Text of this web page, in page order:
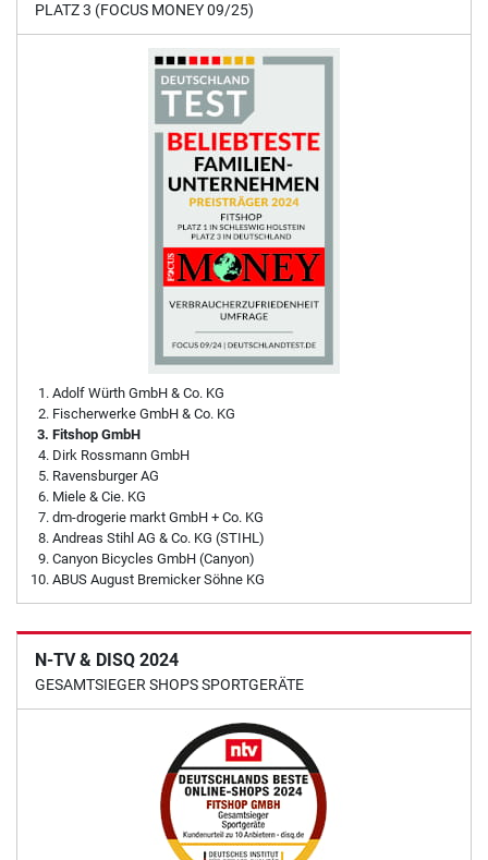
PLATZ 3 (FOCUS MONEY 09/25)
Adolf Würth GmbH & Co. KG
Fischerwerke GmbH & Co. KG
Fitshop GmbH
Dirk Rossmann GmbH
Ravensburger AG
Miele & Cie. KG
dm-drogerie markt GmbH + Co. KG
Andreas Stihl AG & Co. KG (STIHL)
Canyon Bicycles GmbH (Canyon)
ABUS August Bremicker Söhne KG
N-TV & DISQ 2024
GESAMTSIEGER SHOPS SPORTGERÄTE